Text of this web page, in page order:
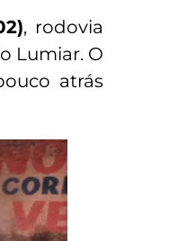
, rodovia
Lumiar. O
atrás